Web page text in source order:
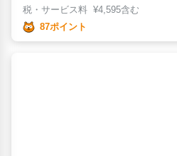
税・サービス料 ¥4,595含む
87ポイント